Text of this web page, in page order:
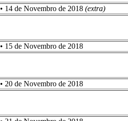
• 14 de Novembro de 2018 (extra)
• 15 de Novembro de 2018
• 20 de Novembro de 2018